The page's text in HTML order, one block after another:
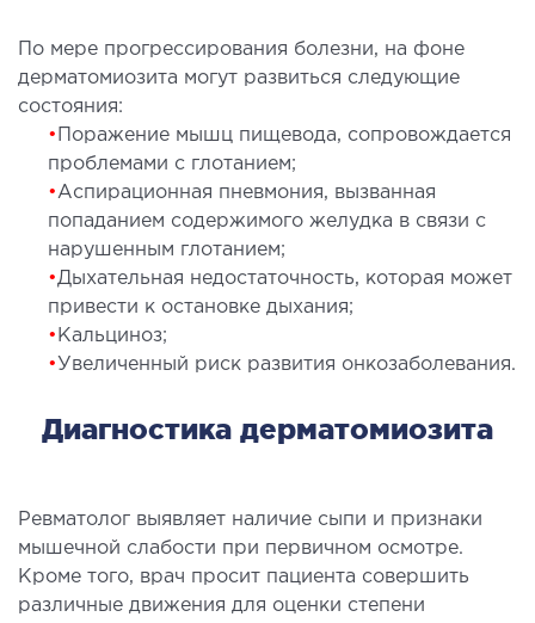
хирургия в клинике
стационар
стационар
транспортировка в Киеве и
(Перевозка больных)
помощь в Киеве
сосудов
(ЭКГ)
диагностика
По мере прогрессирования болезни, на фоне
дерматомиозита могут развиться следующие
состояния:
•
Поражение мышц пищевода, сопровождается
проблемами с глотанием;
•Аспирационная пневмония, вызванная
попаданием содержимого желудка в связи с
нарушенным глотанием;
•Дыхательная недостаточность, которая может
привести к остановке дыхания;
• Кальциноз;
• Увеличенный риск развития онкозаболевания.
Диагностика дерматомиозита
Ревматолог выявляет наличие сыпи и признаки
мышечной слабости при первичном осмотре.
Кроме того, врач просит пациента совершить
различные движения для оценки степени